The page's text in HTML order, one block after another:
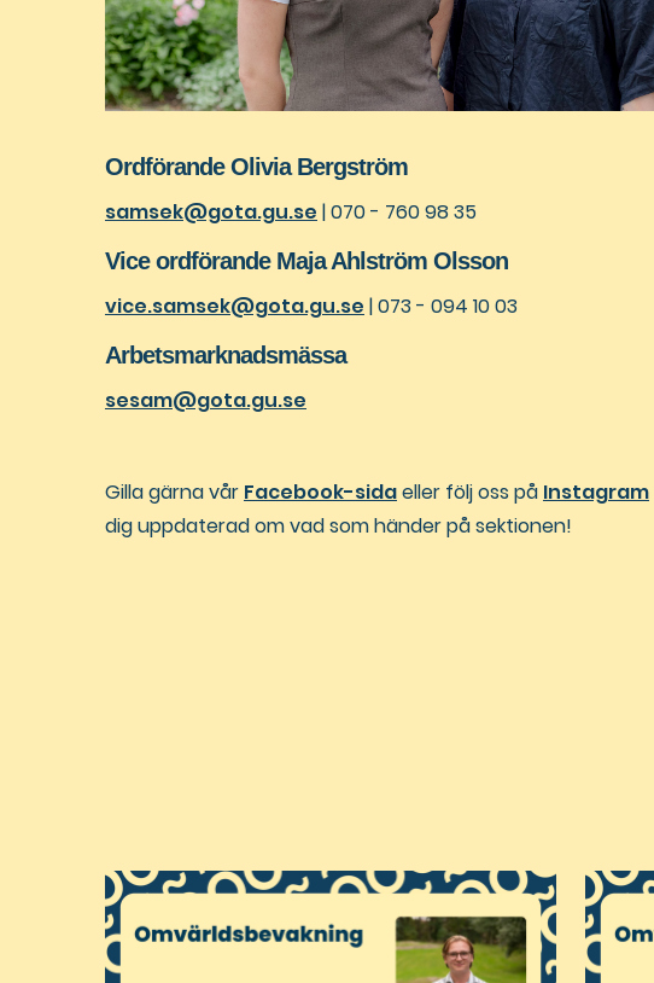
Ordförande Olivia Bergström
samsek@gota.gu.se | 070 - 760 98 35
Vice ordförande Maja Ahlström Olsson
vice.samsek@gota.gu.se | 073 - 094 10 03
Arbetsmarknadsmässa
sesam@gota.gu.se
Gilla gärna vår Facebook-sidaeller följ oss på Instagram
dig uppdaterad om vad som händer på sektionen!